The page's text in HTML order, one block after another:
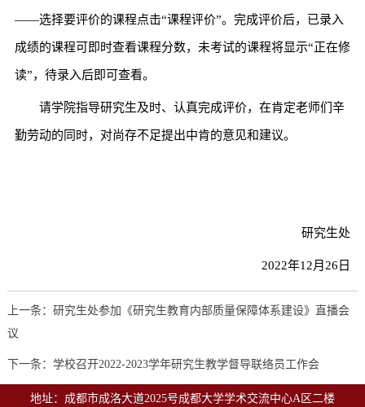
——选择要评价的课程点击“课程评价”。完成评价后，已录入
成绩的课程可即时查看课程分数，未考试的课程将显示“正在修
读”，待录入后即可查看。
请学院指导研究生及时、认真完成评价，在肯定老师们辛
勤劳动的同时，对尚存不足提出中肯的意见和建议。
研究生处
2022年12月26日
上一条：研究生处参加《研究生教育内部质量保障体系建设》直播会
议
下一条：学校召开2022-2023学年研究生教学督导联络员工作会
地址：成都市成洛大道2025号成都大学学术交流中心A区二楼